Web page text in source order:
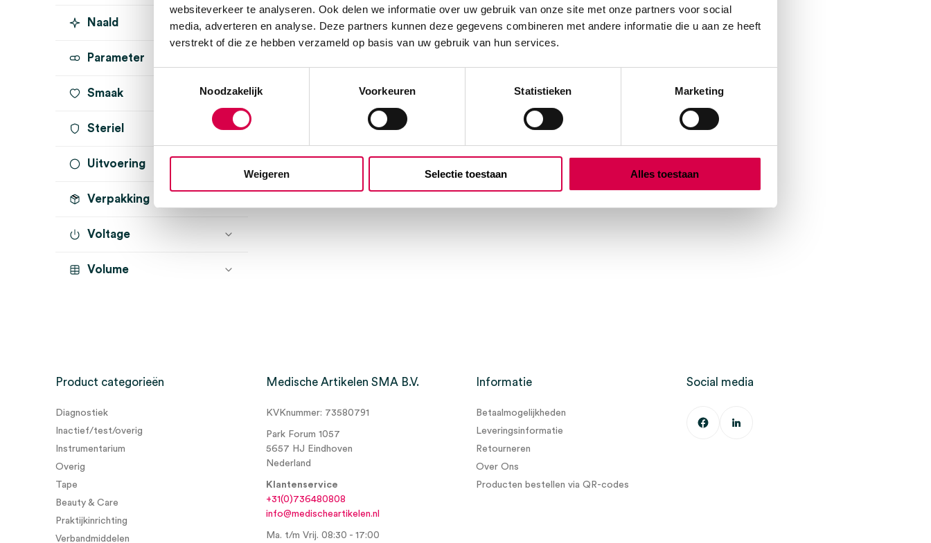
websiteverkeer te analyseren. Ook delen we informatie over uw gebruik van onze site met onze partners voor social
media, adverteren en analyse. Deze partners kunnen deze gegevens combineren met andere informatie die u aan ze heeft
verstrekt of die ze hebben verzameld op basis van uw gebruik van hun services.
Noodzakelijk
Voorkeuren Statistieken Marketing
Weigeren Selectie toestaan Alles toestaan
Naald
Parameter
Smaak
Steriel
onsteriel (1)
Uitvoering
uitschuifbaar (1)
Verpakking
Voltage
Volume
Product categorieën
Diagnostiek
Inactief/test/overig
Instrumentarium
Overig
Tape
Beauty & Care
Praktijkinrichting
Verbandmiddelen
Medische Artikelen SMA B.V.
KVKnummer: 73580791
Park Forum 1057
5657 HJ Eindhoven
Nederland
Klantenservice
+31(0)736480808
info@medischeartikelen.nl
Ma. t/m Vrij. 08:30 - 17:00
Informatie
Betaalmogelijkheden
Leveringsinformatie
Retourneren
Over Ons
Producten bestellen via QR-codes
Social media